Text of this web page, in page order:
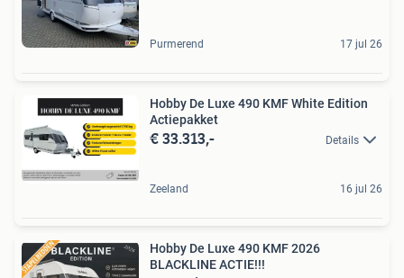
Purmerend 17 jul 26
Hobby De Luxe 490 KMF White Edition
Actiepakket
€ 33.313,- Details
Zeeland 16 jul 26
Hobby De Luxe 490 KMF 2026
BLACKLINE ACTIE!!!